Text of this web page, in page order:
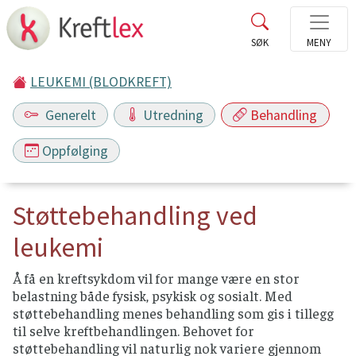
LEUKEMI (BLODKREFT)
Generelt
Utredning Behandling
Oppfølging
Støttebehandling ved
leukemi
Å få en kreftsykdom vil for mange være en stor
belastning både fysisk, psykisk og sosialt. Med
støttebehandling menes behandling som gis i tillegg
til selve kreftbehandlingen. Behovet for
støttebehandling vil naturlig nok variere gjennom